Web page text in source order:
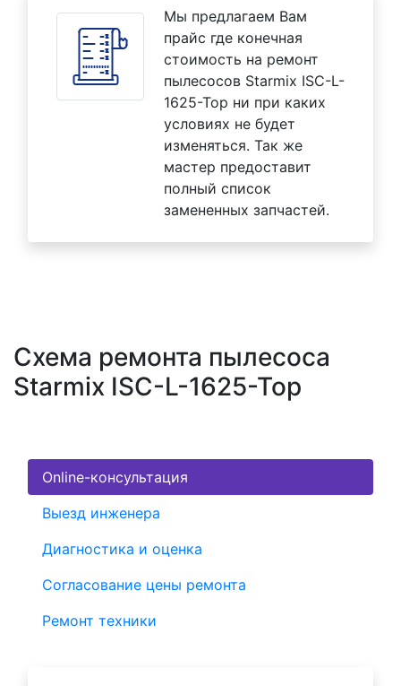
Мы предлагаем Вам
прайс где конечная
стоимость на ремонт
пылесосов Starmix ISC-L-
1625-Top ни при каких
условиях не будет
изменяться. Так же
мастер предоставит
полный список
замененных запчастей.
Схема ремонта пылесоса
Starmix ISC-L-1625-Top
Online-консультация
Выезд инженера
Диагностика и оценка
Согласование цены ремонта
Ремонт техники